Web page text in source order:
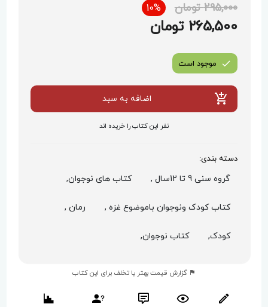
295,000 تومان 10%
265,500 تومان
موجود است
اضافه به سبد
نفر این کتاب را خریده اند
دسته بندی:
گروه سنی 9 تا 12سال , کتاب های نوجوان,
کتاب کودک ونوجوان باموضوع غزه , رمان ,
کودک, کتاب نوجوان,
گزارش قیمت بهتر یا تخلف برای این کتاب